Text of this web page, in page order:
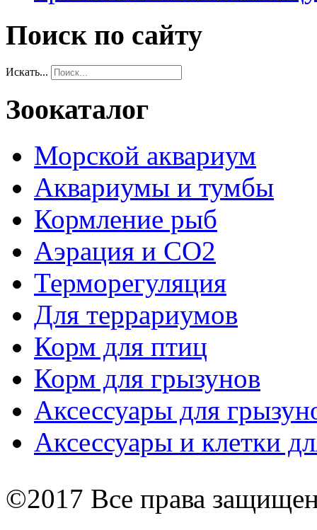
Поиск по сайту
Искать...
Зоокаталог
Морской аквариум
Аквариумы и тумбы
Кормление рыб
Аэрация и СО2
Терморегуляция
Для террариумов
Корм для птиц
Корм для грызунов
Аксессуары для
Аксессуары и клетки
©2017 Все права